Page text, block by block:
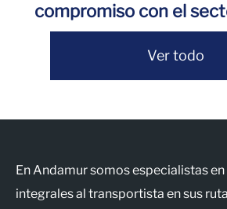
compromiso con el
Ver todo
En Andamur somos especialistas
integrales al transportista en sus